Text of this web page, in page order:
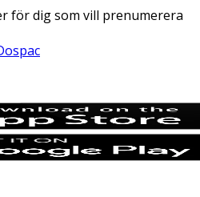
för dig som vill prenumerera